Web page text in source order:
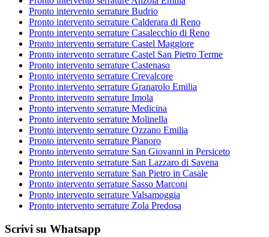
Pronto intervento serrature Budrio
Pronto intervento serrature Calderara di Reno
Pronto intervento serrature Casalecchio di Reno
Pronto intervento serrature Castel Maggiore
Pronto intervento serrature Castel San Pietro Terme
Pronto intervento serrature Castenaso
Pronto intervento serrature Crevalcore
Pronto intervento serrature Granarolo Emilia
Pronto intervento serrature Imola
Pronto intervento serrature Medicina
Pronto intervento serrature Molinella
Pronto intervento serrature Ozzano Emilia
Pronto intervento serrature Pianoro
Pronto intervento serrature San Giovanni in Persiceto
Pronto intervento serrature San Lazzaro di Savena
Pronto intervento serrature San Pietro in Casale
Pronto intervento serrature Sasso Marconi
Pronto intervento serrature Valsamoggia
Pronto intervento serrature Zola Predosa
Scrivi su Whatsapp